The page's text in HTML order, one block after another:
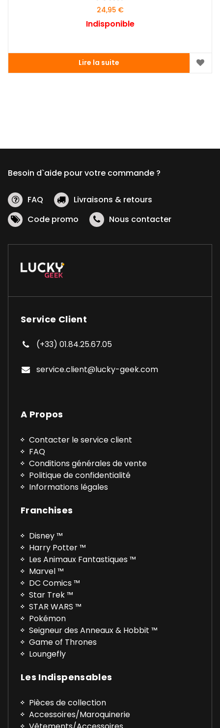
24,95 €
Indisponible
Lire la suite
Besoin d`aide pour votre commande ?
FAQ
Livraisons & retours
Code promo
Nous contacter
Service Client
(+33) 01.84.25.67.05
service.client@lucky-geek.com
A Propos
Contacter le service client
FAQ
Conditions générales de vente
Politique de confidentialité
Informations légales
Franchises
Disney ™
Harry Potter ™
Les Animaux Fantastiques ™
Marvel ™
DC Comics ™
Star Trek ™
STAR WARS ™
Pokémon
Seigneur des Anneaux & Hobbit ™
Game of Thrones
Loungefly
Les Indispensables
Pièces de collection
Accessoires/Maroquinerie